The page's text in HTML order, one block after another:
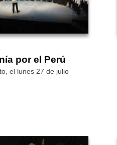
por el Perú
el lunes 27 de julio